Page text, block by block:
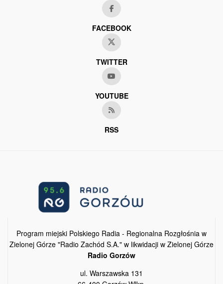
FACEBOOK
TWITTER
YOUTUBE
RSS
Program miejski Polskiego Radia - Regionalna Rozgłośnia w
Zielonej Górze "Radio Zachód S.A." w likwidacji w Zielonej Górze
Radio Gorzów
ul. Warszawska 131